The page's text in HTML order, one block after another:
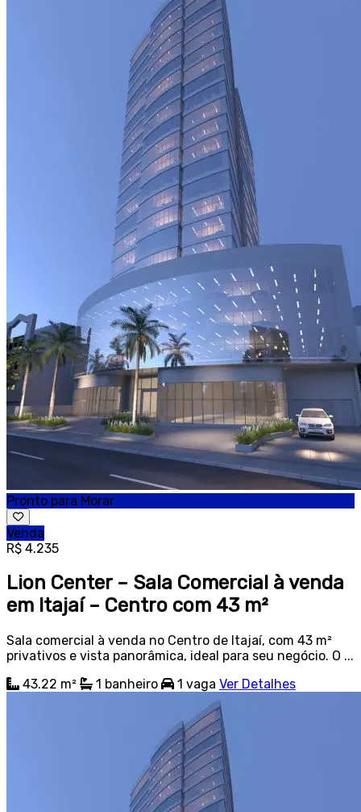
Pronto para Morar
Venda
R$ 4.235
Lion Center – Sala Comercial à venda
em Itajaí – Centro com 43 m²
Sala comercial à venda no Centro de Itajaí, com 43 m²
privativos e vista panorâmica, ideal para seu negócio. O ...
43.22 m²
1 banheiro 1 vaga Ver Detalhes